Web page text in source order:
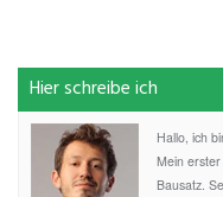
Hier schreibe ich
Hallo, ich
Mein
Bausatz.